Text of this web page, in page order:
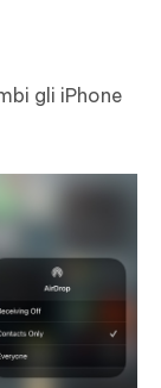
gli iPhone